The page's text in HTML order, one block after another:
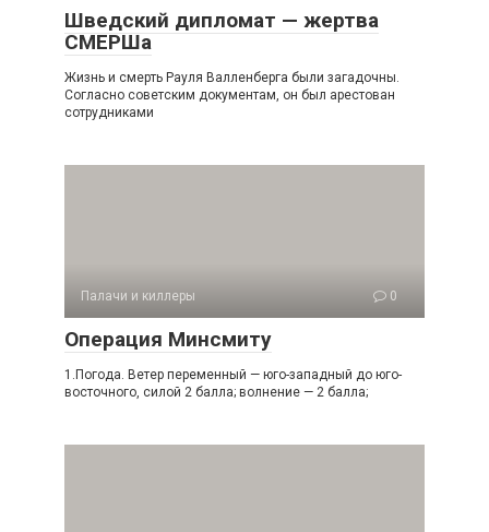
Шведский дипломат — жертва
СМЕРШа
Жизнь и смерть Рауля Валленберга были загадочны.
Согласно советским документам, он был арестован
сотрудниками
Палачи и киллеры 0
Операция Минсмиту
1.Погода. Ветер переменный — юго-западный до юго-
восточного, силой 2 балла; волнение — 2 балла;